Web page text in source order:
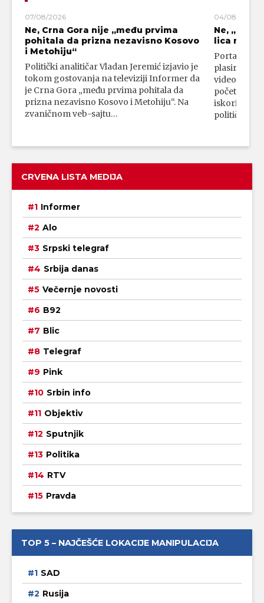
07/08/2026
Ne, Crna Gora nije „među prvima
pohitala da prizna nezavisno Kosovo
i Metohiju“
Politički analitičar Vladan Jeremić izjavio je
tokom gostovanja na televiziji Informer da
je Crna Gora „među prvima pohitala da
prizna nezavisno Kosovo i Metohiju“. Na
zvaničnom veb-sajtu…
04/08/2026
Ne,
lica
Portal 24
plasirali su
video-
početka
iskorišćava
političkim
CRVENA LISTA MEDIJA
Informer
Alo
Srpski telegraf
Srbija danas
Večernje novosti
B92
Blic
Telegraf
Pink
Srbin info
Objektiv
Sputnjik
Politika
RTV
Pravda
TOP 5 – NAJČEŠĆE LOKACIJE MANIPULACIJA
SAD
Rusija